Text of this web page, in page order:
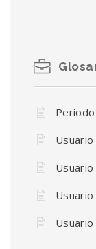
Usuario
Usuario